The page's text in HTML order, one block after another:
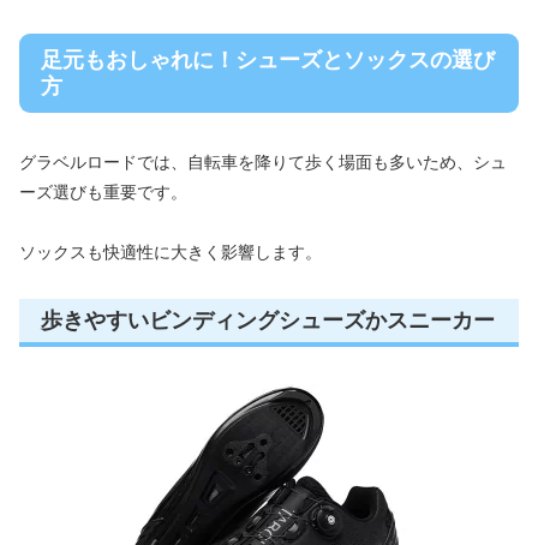
足元もおしゃれに！シューズとソックスの選び
方
グラベルロードでは、自転車を降りて歩く場面も多いため、シュ
ーズ選びも重要です。
ソックスも快適性に大きく影響します。
歩きやすいビンディングシューズかスニーカー